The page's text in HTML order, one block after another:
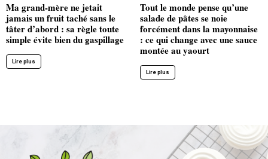
Ma grand-mère ne jetait
jamais un fruit taché sans le
tâter d’abord : sa règle toute
simple évite bien du gaspillage
Lire plus
Tout le monde pense qu’une
salade de pâtes se noie
forcément dans la mayonnaise
: ce qui change avec une sauce
montée au yaourt
Lire plus